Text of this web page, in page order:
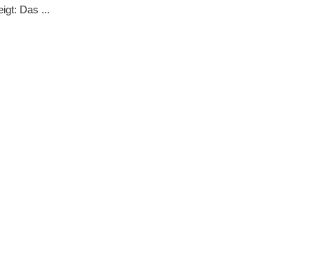
Das ...